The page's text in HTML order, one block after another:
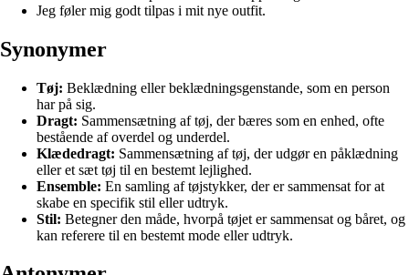
Jeg føler mig godt tilpas i mit nye outfit.
Synonymer
Tøj: Beklædning eller beklædningsgenstande, som en person
har på sig.
Dragt: Sammensætning af tøj, der bæres som en enhed, ofte
bestående af overdel og underdel.
Klædedragt: Sammensætning af tøj, der udgør en påklædning
eller et sæt tøj til en bestemt lejlighed.
Ensemble: En samling af tøjstykker, der er sammensat for at
skabe en specifik stil eller udtryk.
Stil: Betegner den måde, hvorpå tøjet er sammensat og båret, og
kan referere til en bestemt mode eller udtryk.